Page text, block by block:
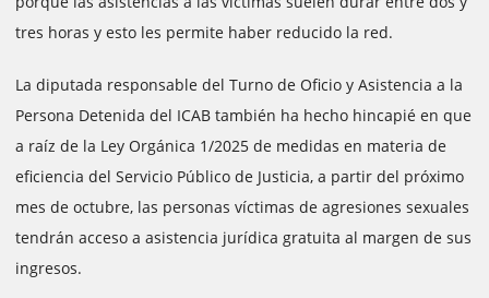
tres horas y esto les permite haber reducido la red.
La diputada responsable del Turno de Oficio y Asistencia a la
Persona Detenida del ICAB también ha hecho hincapié en que
a raíz de la Ley Orgánica 1/2025 de medidas en materia de
eficiencia del Servicio Público de Justicia, a partir del próximo
mes de octubre, las personas víctimas de agresiones sexuales
tendrán acceso a asistencia jurídica gratuita al margen de sus
ingresos.